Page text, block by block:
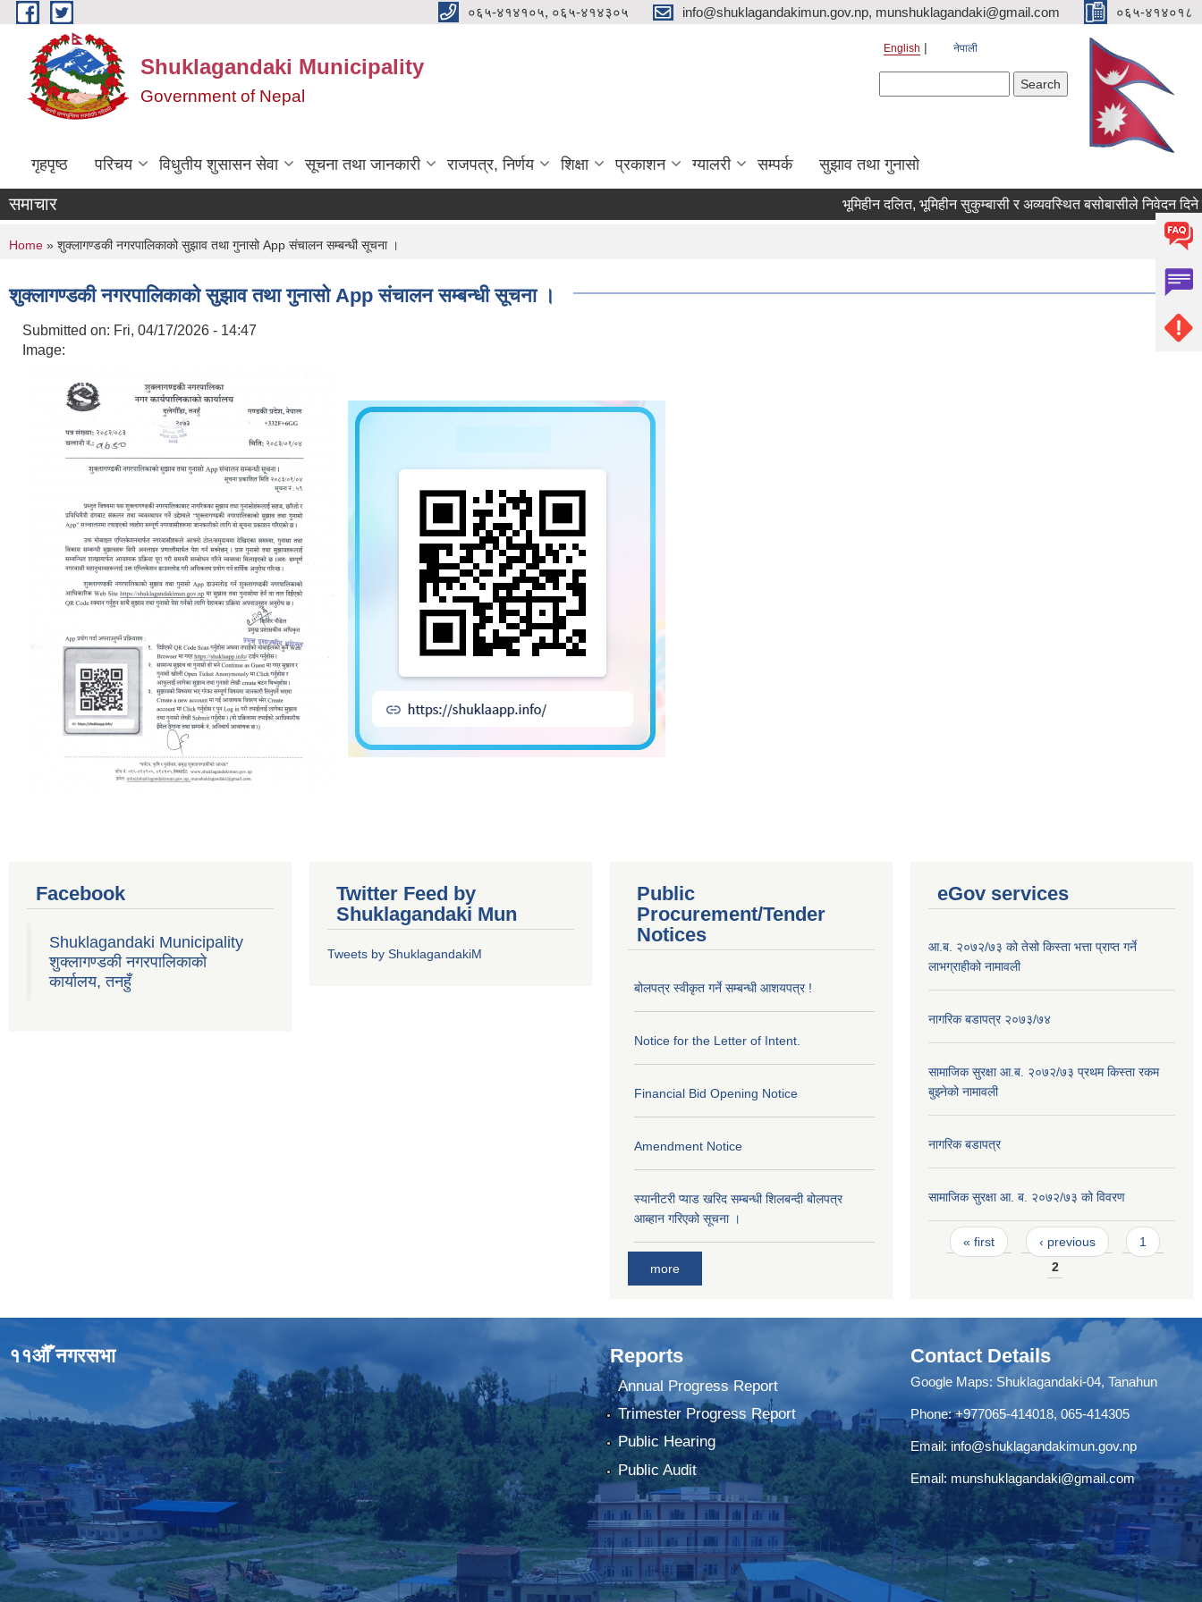
Skip to main content ०६५-४१४१०५, ०६५-४१४३०५ info@shuklagandakimun.gov.np, munshuklagandaki@gmail.com ०६५-४१४०१८
Shuklagandaki Municipality
Government of Nepal
English नेपाली
गृहपृष्ठ परिचय विधुतीय शुसासन सेवा सूचना तथा जानकारी राजपत्र, निर्णय शिक्षा प्रकाशन ग्यालरी सम्पर्क सुझाव तथा गुनासो
समाचार भूमिहीन दलित, भूमिहीन सुकुम्बासी र अव्यवस्थित बसोबासीले निवेदन दिने
You are here
Home » शुक्लागण्डकी नगरपालिकाको सुझाव तथा गुनासो App संचालन सम्बन्धी सूचना ।
शुक्लागण्डकी नगरपालिकाको सुझाव तथा गुनासो App संचालन सम्बन्धी सूचना ।
Submitted on: Fri, 04/17/2026 - 14:47
Image:
Facebook
Shuklagandaki Municipality
शुक्लागण्डकी नगरपालिकाको
कार्यालय, तनहुँ
Twitter Feed by
Shuklagandaki Mun
Tweets by ShuklagandakiM
Public
Procurement/Tender
Notices
बोलपत्र स्वीकृत गर्ने सम्बन्धी आशयपत्र !
Notice for the Letter of Intent.
Financial Bid Opening Notice
Amendment Notice
स्यानीटरी प्याड खरिद सम्बन्धी शिलबन्दी बोलपत्र
आब्हान गरिएको सूचना ।
more
eGov services
आ.ब. २०७२/७३ को तेसो किस्ता भत्ता प्राप्त गर्ने
लाभग्राहीको नामावली
नागरिक बडापत्र २०७३/७४
सामाजिक सुरक्षा आ.ब. २०७२/७३ प्रथम किस्ता रकम
बुझ्नेको नामावली
नागरिक बडापत्र
सामाजिक सुरक्षा आ. ब. २०७२/७३ को विवरण
Pages
« first ‹ previous
1
2
११औँ नगरसभा Reports
Annual Progress Report
Trimester Progress Report
Public Hearing
Public Audit
Contact Details
Google Maps: Shuklagandaki-04, Tanahun
Phone:+977065-414018, 065-414305
Email:info@shuklagandakimun.gov.np
Email: munshuklagandaki@gmail.com